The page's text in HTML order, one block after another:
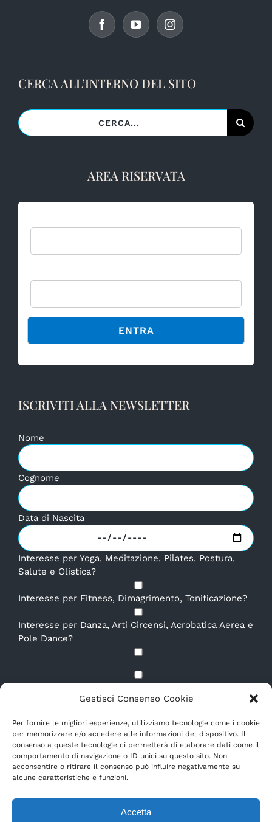
Gestisci Consenso Cookie
Per fornire le migliori esperienze, utilizziamo tecnologie come i cookie
per memorizzare e/o accedere alle informazioni del dispositivo. Il
consenso a queste tecnologie ci permetterà di elaborare dati come il
comportamento di navigazione o ID unici su questo sito. Non
acconsentire o ritirare il consenso può influire negativamente su
alcune caratteristiche e funzioni.
Accetta
CERCA ALL’INTERNO DEL SITO
Cerca
per:
AREA RISERVATA
ISCRIVITI ALLA NEWSLETTER
Nome
Cognome
Data di Nascita
Interesse per Yoga, Meditazione, Pilates, Postura,
Salute e Olistica?
Interesse per Fitness, Dimagrimento, Tonificazione?
Interesse per Danza, Arti Circensi, Acrobatica Aerea e
Pole Dance?